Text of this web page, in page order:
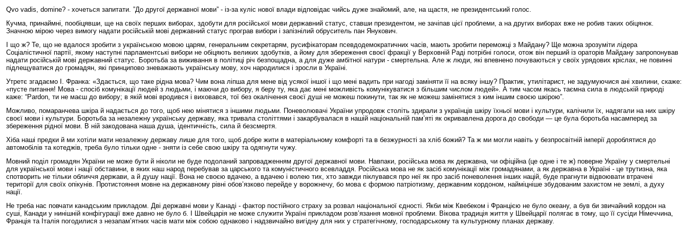
Qvo vadis, domine? - хочеться запитати. ”До другої державної мови” - із-за куліс нової влади відповідає чийсь дуже знайомий, але, на щастя, не президентський голос.
Кучма, принаймні, пообіцявши, ще на своїх перших виборах, здобути для російської мови державний статус, ставши президентом, не зачіпав цієї проблеми, а на других виборах вже не робив таких обіцянок.
Значною мірою через вимогу надати російській мові державний статус програв вибори і запізнілий обруситель пан Янукович.
І що ж? Те, що не вдалося зробити з українською мовою царям, генеральним секретарям, русифікаторам псевдодемократичних часів, мають зробити переможці з Майдану? Ще можна зрозуміти лідера
Соціалістичної партії, якому наступні парламентські вибори не обіцяють великих здобутків, а йому для збереження своєї фракції у Верховній Раді потрібні голоси, отож він перший iз ораторів Майдану запропонував
надати російській мові державний статус. Боротьба за виживання в політиці річ безпощадна, а для дуже амбітної натури - смертельна. Але ж люди, які впевнено почуваються у своїх урядових кріслах, не повинні
підлещуватися до громадян, які принципово зневажають українську мову, хоч народилися і зросли в Україні.
Утретє згадаємо І. Франка: «Здається, що таке рідна мова? Чим вона ліпша для мене від усякої іншої і що мені вадить при нагоді заміняти її на всяку іншу? Практик, утилітарист, не задумуючися ані хвилини, скаже:
«пусте питання! Мова - спосіб комунікації людей з людьми, і маючи до вибору, я беру ту, яка дає мені можливість комунікуватися з більшим числом людей». А тим часом якась таємна сила в людській природі
каже: “Pardon, ти не маєш до вибору; в якій мові вродився і виховався, тої без окалічення своєї душі не можеш покинути, так як не можеш замінятися з ким іншим своєю шкірою”.
Можливо, помаранчева шкіра й надається до того, щоб нею мінятися з іншими людьми. Поневолювачі України упродовж століть здирали з українців шкіру їхньої мови і культури, калічили їх, надягали на них шкіру
своєї мови і культури. Боротьба за незалежну українську державу, яка тривала століттями і закарбувалася в нашій національній пам’яті як окривавлена дорога до свободи — це була боротьба насамперед за
збереження рідної мови. В ній закодована наша душа, ідентичність, сила й безсмертя.
Хіба наші предки й ми хотіли мати незалежну державу лише для того, щоб добре жити в матеріальному комфорті та в безжурності за хліб божий? Та ж ми могли навіть у безпросвітній імперії дороблятися до
автомобілів та котеджів, треба було тільки одне - зняти із себе свою шкіру та одягнути чужу.
Мовний поділ громадян України не може бути й ніколи не буде подоланий запровадженням другої державної мови. Навпаки, російська мова як державна, чи офіційна (це одне і те ж) поверне Україну у смертельні
для української мови і нації обставини, в яких наш народ перебував за царського та комуністичного всевладдя. Російська мова не як засіб комунікації між громадянами, а як державна в Україні - це трутизна, яка
спотворить не тільки обличчя держави, а й душу нації. Вона не своєю вдачею, а вдачею і волею тих, хто завжди піклувався про неї як про засіб поневолення інших націй, буде прагнути відвоювати втрачені
території для своїх опікунів. Протистояння мовне на державному рівні обов’язково перейде у ворожнечу, бо мова є формою патріотизму, державним кордоном, найміцніше збудованим захистом не землі, а духу
нації.
Не треба нас повчати канадським прикладом. Дві державні мови у Канаді - фактор постійного страху за розвал національної єдності. Якби між Квебеком і Францією не було океану, а був би звичайний кордон на
суші, Канади у нинішній конфігурації вже давно не було б. І Швейцарія не може служити Україні прикладом розв’язання мовної проблеми. Вікова традиція життя у Швейцарії полягає в тому, що її сусіди Німеччина,
Франція та Італія погодилися з незапам’ятних часів мати між собою однаково і надзвичайно вигідну для них у стратегічному, господарському та культурному планах державу.